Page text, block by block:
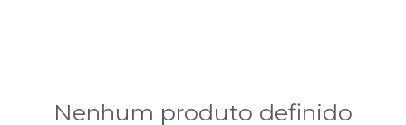
Nenhum produto definido